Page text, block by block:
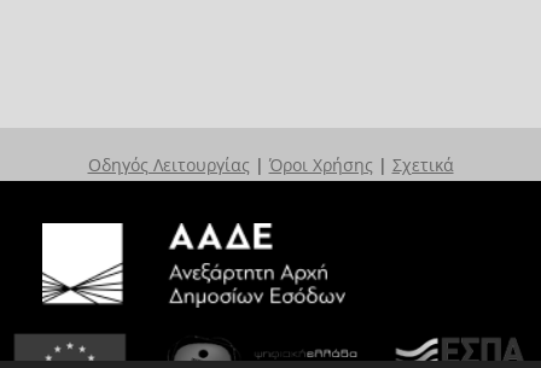
Οδηγός Λειτουργίας | Όροι Χρήσης | Σχετικά